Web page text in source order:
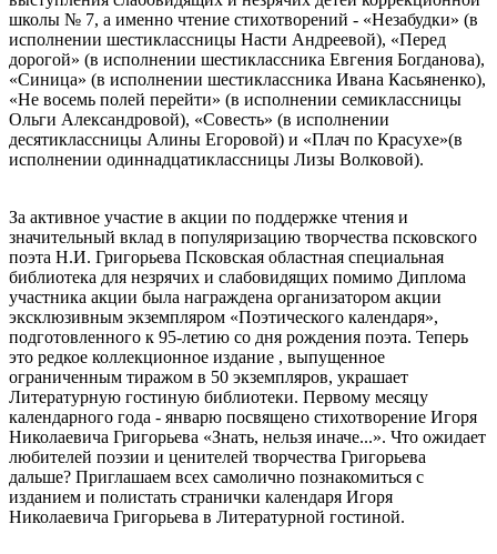
школы № 7, а именно чтение стихотворений - «Незабудки» (в
исполнении шестиклассницы Насти Андреевой), «Перед
дорогой» (в исполнении шестиклассника Евгения Богданова),
«Синица» (в исполнении шестиклассника Ивана Касьяненко),
«Не восемь полей перейти» (в исполнении семиклассницы
Ольги Александровой), «Совесть» (в исполнении
десятиклассницы Алины Егоровой) и «Плач по Красухе»(в
исполнении одиннадцатиклассницы Лизы Волковой).
За активное участие в акции по поддержке чтения и
значительный вклад в популяризацию творчества псковского
поэта Н.И. Григорьева Псковская областная специальная
библиотека для незрячих и слабовидящих помимо Диплома
участника акции была награждена организатором акции
эксклюзивным экземпляром «Поэтического календаря»,
подготовленного к 95-летию со дня рождения поэта. Теперь
это редкое коллекционное издание , выпущенное
ограниченным тиражом в 50 экземпляров, украшает
Литературную гостиную библиотеки. Первому месяцу
календарного года - январю посвящено стихотворение Игоря
Николаевича Григорьева «Знать, нельзя иначе...». Что ожидает
любителей поэзии и ценителей творчества Григорьева
дальше? Приглашаем всех самолично познакомиться с
изданием и полистать странички календаря Игоря
Николаевича Григорьева в Литературной гостиной.